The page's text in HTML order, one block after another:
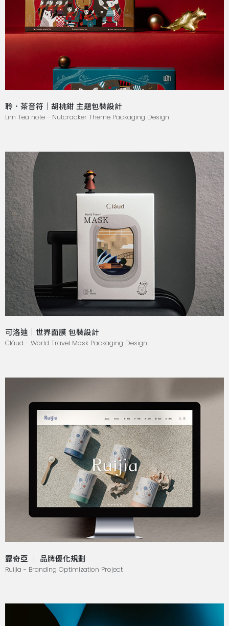
聆．茶音符｜胡桃鉗 主題包裝設計
Lim Tea note - Nutcracker Theme Packaging Design
可洛迪｜世界面膜 包裝設計
Cláud - World Travel Mask Packaging Design
露奇亞 ｜ 品牌優化規劃
Ruijia - Branding Optimization Project